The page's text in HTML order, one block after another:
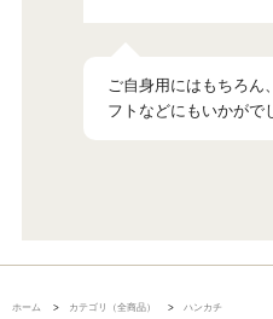
ご自身用にはもちろん
ホーム > カテゴリ（全商品） > ハンカチ